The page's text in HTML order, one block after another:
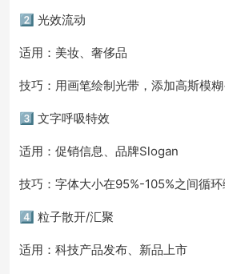
2️⃣ 光效流动
适用：美妆、奢侈品
技巧：用画笔绘制光带，添加高斯模
3️⃣ 文字呼吸特效
适用：促销信息、品牌Slogan
技巧：字体大小在95%-105%之间循
4️⃣ 粒子散开/汇聚
适用：科技产品发布、新品上市